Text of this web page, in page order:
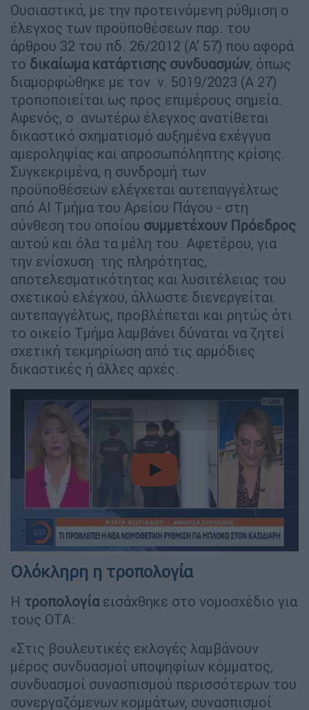
Ουσιαστικά, με την προτεινόμενη ρύθμιση ο
έλεγχος των προϋποθέσεων παρ. του
άρθρου 32 του πδ. 26/2012 (Α’ 57) που αφορά
το δικαίωμα κατάρτισης συνδυασμών, όπως
διαμορφώθηκε με τον ν. 5019/2023 (Α 27)
τροποποιείται ως προς επιμέρους σημεία.
Αφενός, ο ανωτέρω έλεγχος ανατίθεται
δικαστικό σχηματισμό αυξημένα εχέγγυα
αμεροληψίας και απροσωπόληπτης κρίσης.
Συγκεκριμένα, η συνδρομή των
προϋποθέσεων ελέγχεται αυτεπαγγέλτως
από ΑΙ Τμήμα του Αρείου Πάγου - στη
σύνθεση του οποίου συμμετέχουν Πρόεδρος
αυτού και όλα τα μέλη του. Αφετέρου, για
την ενίσχυση της πληρότητας,
αποτελεσματικότητας και λυσιτέλειας του
σχετικού ελέγχου, άλλωστε διενεργείται
αυτεπαγγέλτως, προβλέπεται και ρητώς ότι
το οικείο Τμήμα λαμβάνει δύναται να ζητεί
σχετική τεκμηρίωση από τις αρμόδιες
δικαστικές ή άλλες αρχές.
video
Ολόκληρη η τροπολογία
Η τροπολογίαεισάχθηκε στο νομοσχέδιο για
τους ΟΤΑ:
«Στις βουλευτικές εκλογές λαμβάνουν
μέρος συνδυασμοί υποψηφίων κόμματος,
συνδυασμοί συνασπισμού περισσότερων του
συνεργαζόμενων κομμάτων, συνασπισμοί